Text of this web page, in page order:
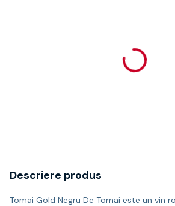
Descriere produs
Tomai Gold Negru De Tomai este un vin